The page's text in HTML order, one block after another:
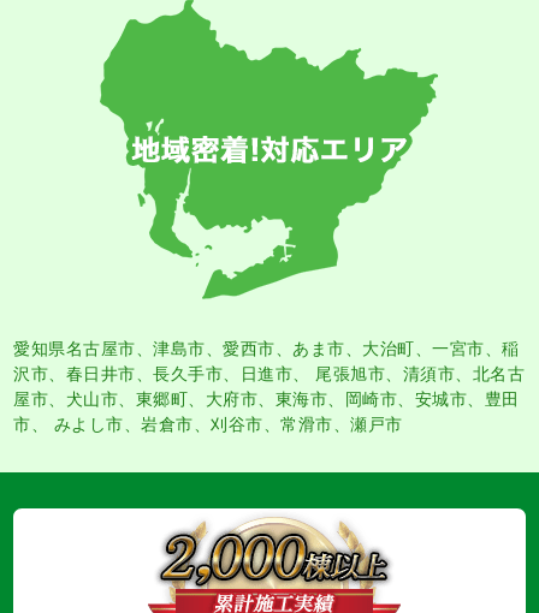
愛知県名古屋市、津島市、愛西市、あま市、大治町、一宮市、稲
沢市、春日井市、長久手市、日進市、 尾張旭市、清須市、北名古
屋市、犬山市、東郷町、大府市、東海市、岡崎市、安城市、豊田
市、 みよし市、岩倉市、刈谷市、常滑市、瀬戸市